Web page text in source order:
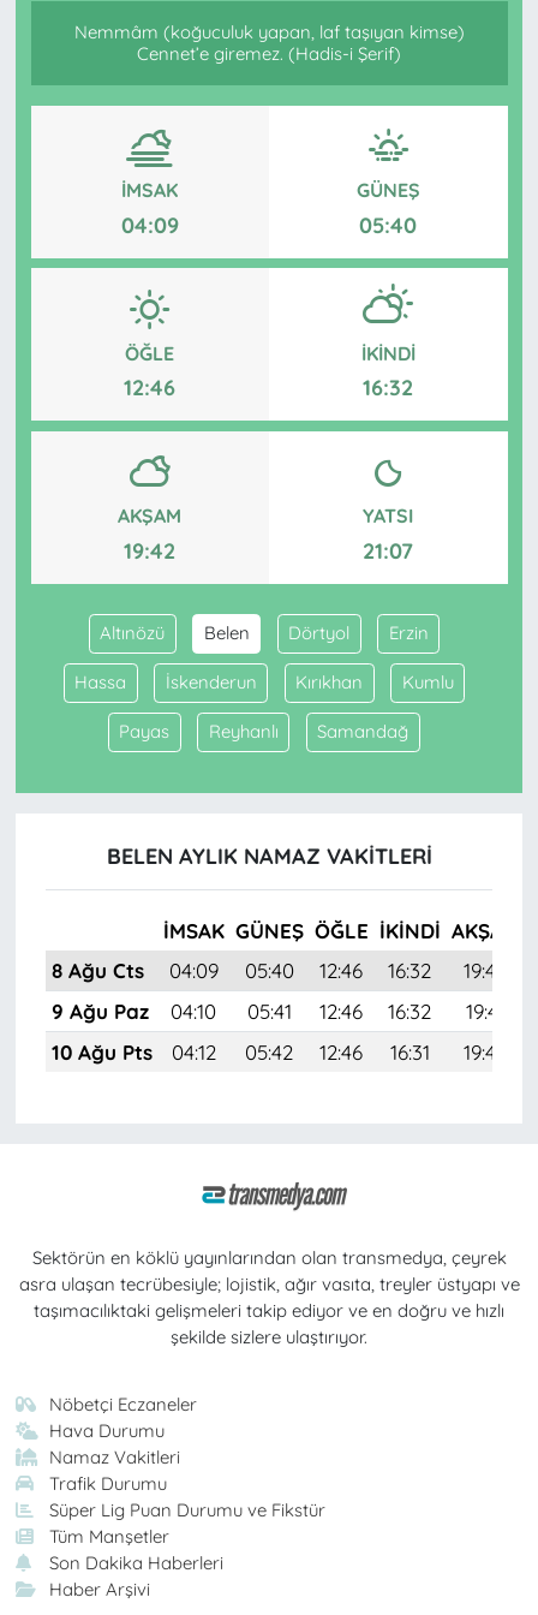
Nemmâm (koğuculuk yapan, laf taşıyan kimse)
Cennet’e giremez. (Hadis-i Şerif)
İMSAK
04:09
GÜNEŞ
05:40
ÖĞLE
12:46
İKINDI
16:32
AKŞAM
19:42
YATSI
21:07
Altınözü Belen Dörtyol Erzin
Hassa İskenderun Kırıkhan Kumlu
Payas Reyhanlı Samandağ
BELEN AYLIK NAMAZ VAKITLERI
İMSAK GÜNEŞ ÖĞLE İKINDI AKŞAM
8 Ağu Cts
04:09 05:40 12:46 16:32 19:42
9 Ağu Paz
04:10 05:41 12:46 16:32 19:41
10 Ağu Pts
04:12 05:42 12:46 16:31 19:40
Sektörün en köklü yayınlarından olan transmedya, çeyrek
asra ulaşan tecrübesiyle; lojistik, ağır vasıta, treyler üstyapı ve
taşımacılıktaki gelişmeleri takip ediyor ve en doğru ve hızlı
şekilde sizlere ulaştırıyor.
Nöbetçi Eczaneler
Hava Durumu
Namaz Vakitleri
Trafik Durumu
Süper Lig Puan Durumu ve Fikstür
Tüm Manşetler
Son Dakika Haberleri
Haber Arşivi